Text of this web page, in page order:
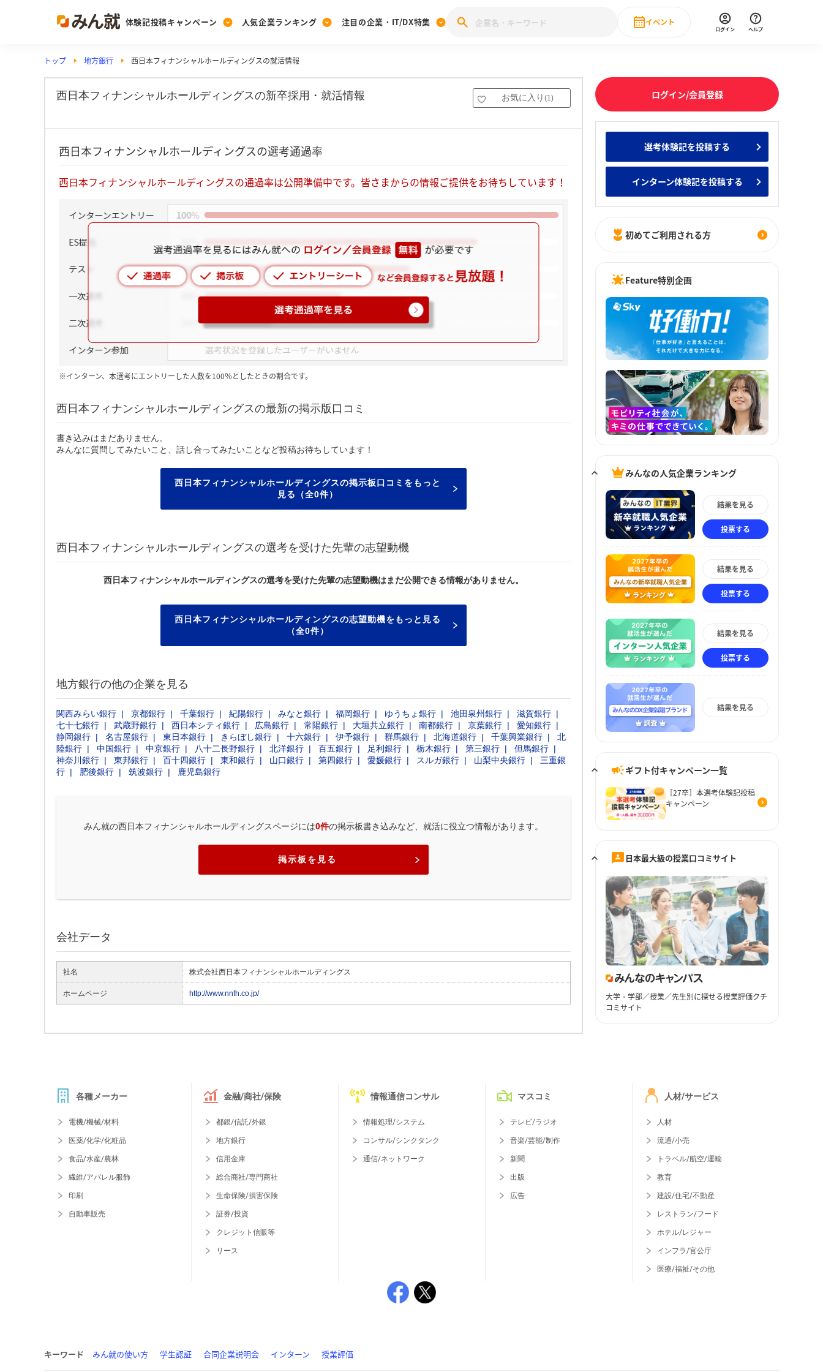
体験記投稿キャンペーン
Post
投稿する
[27卒] 本選考体験記投稿キャンペーン
人気企業ランキング
Ranking
ランキングを見る
みんなのDX企業就職ブランド調査
投票する
みんなの新卒就職人気企業ランキング みんなのインターン人気企業ランキ
注目の企業・IT/DX特集
PickUp
注目の企業特集
28卒 IT・DX企業特集 27卒 IT・DX企業特集 28卒 IT・DX現場社員インタビュー
動画で知ろう！業界・企業研究
イベント
直近のイベント一覧
ログイン ヘルプ
トップ 地方銀行 西日本フィナンシャルホールディングスの就活情報
西日本フィナンシャルホールディングスの新卒採用・就活情報 お気に入り (1)
西日本フィナンシャルホールディングスの選考通過率
西日本フィナンシャルホールディングスの通過率は公開準備中です。皆さまからの情報ご提供をお待ちしています！
※インターン、本選考にエントリーした人数を100％としたときの割合です。
西日本フィナンシャルホールディングスの最新の掲示版口コミ
書き込みはまだありません。
みんなに質問してみたいこと、話し合ってみたいことなど投稿お待ちしています！
西日本フィナンシャルホールディングスの掲示板口コミをもっと
見る（全0件）
西日本フィナンシャルホールディングスの選考を受けた先輩の志望動機
西日本フィナンシャルホールディングスの選考を受けた先輩の志望動機はまだ公開できる情報がありません。
西日本フィナンシャルホールディングスの志望動機をもっと見る
（全0件）
地方銀行の他の企業を見る
関西みらい銀行 京都銀行 千葉銀行 紀陽銀行 みなと銀行 福岡銀行 ゆうちょ銀行 池田泉州銀行
滋賀銀行
七十七銀行
武蔵野銀行 西日本シティ銀行 広島銀行 常陽銀行 大垣共立銀行 南都銀行 京葉銀行
愛知銀行
静岡銀行
名古屋銀行 東日本銀行 きらぼし銀行 十六銀行 伊予銀行 群馬銀行 北海道銀行 千葉興業銀行
北
陸銀行
中国銀行 中京銀行 八十二長野銀行 北洋銀行 百五銀行 足利銀行 栃木銀行 第三銀行
但馬銀行
神奈川銀行
東邦銀行 百十四銀行 東和銀行 山口銀行 第四銀行 愛媛銀行 スルガ銀行 山梨中央銀行
三重銀
行
肥後銀行 筑波銀行 鹿児島銀行
みん就の西日本フィナンシャルホールディングスページには0件の掲示板書き込みなど、就活に役立つ情報があります。
掲示板を見る
会社データ
社名 株式会社西日本フィナンシャルホールディングス
ホームページ http://www.nnfh.co.jp/
ログイン/会員登録
選考体験記を投稿する
インターン体験記を投稿する
初めてご利用される方
Feature特別企画
みんなの人気企業ランキング
結果を見る
投票する
結果を見る
投票する
結果を見る
投票する
結果を見る
ギフト付キャンペーン一覧
［27卒］本選考体験記投稿
キャンペーン
日本最大級の授業口コミサイト
大学・学部／授業／先生別に探せる授業評価クチ
コミサイト
各種メーカー
電機/機械/材料
医薬/化学/化粧品
食品/水産/農林
繊維/アパレル服飾
印刷
自動車販売
金融/商社/保険
都銀/信託/外銀
地方銀行
信用金庫
総合商社/専門商社
生命保険/損害保険
証券/投資
クレジット信販等
リース
情報通信コンサル
情報処理/システム
コンサル/シンクタンク
通信/ネットワーク
マスコミ
テレビ/ラジオ
音楽/芸能/制作
新聞
出版
広告
人材/サービス
人材
流通/小売
トラベル/航空/運輸
教育
建設/住宅/不動産
レストラン/フード
ホテル/レジャー
インフラ/官公庁
医療/福祉/その他
キーワード みん就の使い方 学生認証 合同企業説明会 インターン 授業評価